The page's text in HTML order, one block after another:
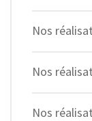
Nos
Nos
Nos